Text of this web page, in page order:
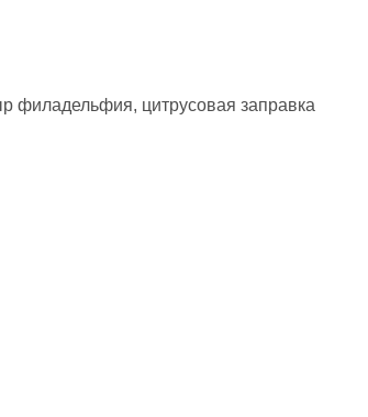
филадельфия, цитрусовая заправка